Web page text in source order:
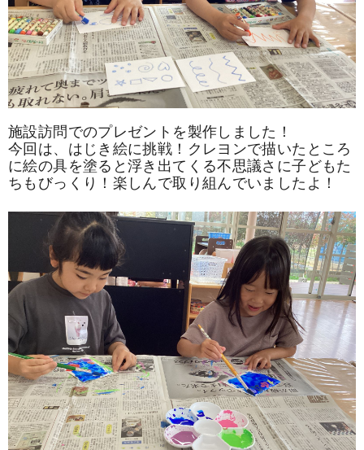
施設訪問でのプレゼントを製作しました！
今回は、はじき絵に挑戦！クレヨンで描いたところ
に絵の具を塗ると浮き出てくる不思議さに子どもた
ちもびっくり！楽しんで取り組んでいましたよ！